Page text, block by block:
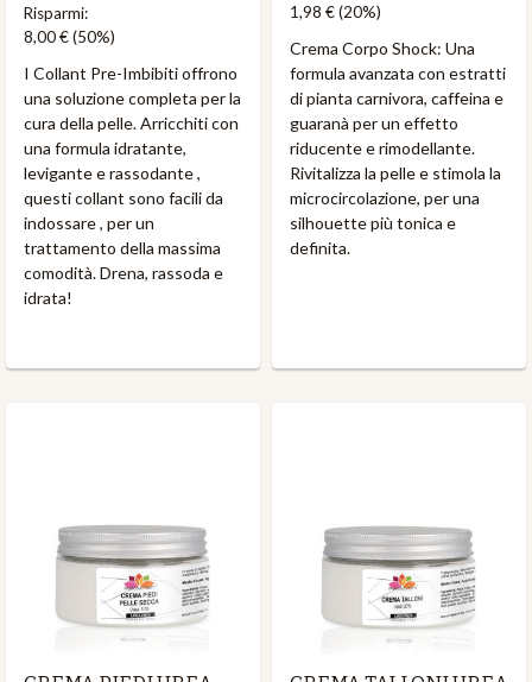
Risparmi:
8,00 €(50%)
I Collant Pre-Imbibiti offrono
una soluzione completa per la
cura della pelle. Arricchiti con
una formula idratante,
levigante e rassodante ,
questi collant sono facili da
indossare , per un
trattamento della massima
comodità. Drena, rassoda e
idrata!
1,98 €(20%)
​Crema Corpo Shock: Una
formula avanzata con estratti
di pianta carnivora, caffeina e
guaranà per un effetto
riducente e rimodellante.
Rivitalizza la pelle e stimola la
microcircolazione, per una
silhouette più tonica e
definita.